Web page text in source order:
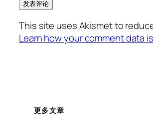
This site uses Akismet to
Learn how your comment data
更多文章